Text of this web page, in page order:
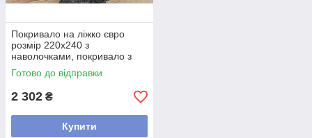
Покривало на ліжко євро
розмір 220х240 з
наволочками, покривало з
прострочкою на двохспалку
Темно сірий
Готово до відправки
2 302 ₴
Купити